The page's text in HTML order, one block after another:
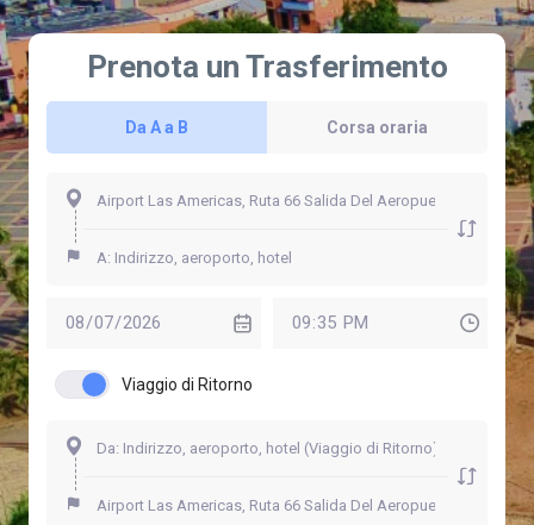
Prenota un Trasferimento
Da A a B Corsa oraria
Viaggio di Ritorno